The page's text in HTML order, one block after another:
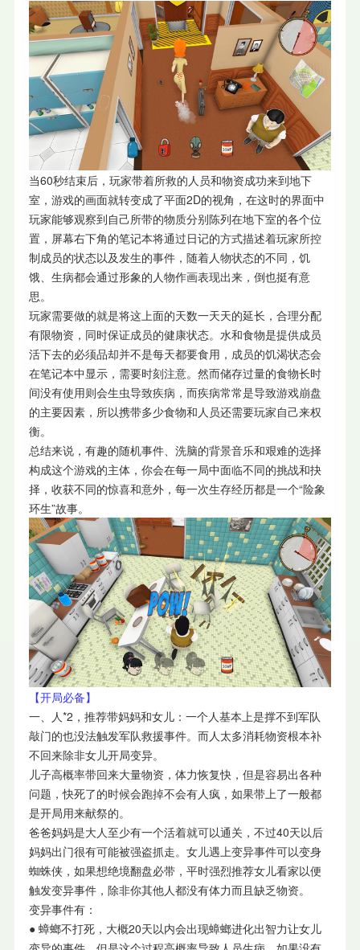
当60秒结束后，玩家带着所救的人员和物资成功来到地下
室，游戏的画面就转变成了平面2D的视角，在这时的界面中
玩家能够观察到自己所带的物质分别陈列在地下室的各个位
置，屏幕右下角的笔记本将通过日记的方式描述着玩家所控
制成员的状态以及发生的事件，随着人物状态的不同，饥
饿、生病都会通过形象的人物作画表现出来，倒也挺有意
思。
玩家需要做的就是将这上面的天数一天天的延长，合理分配
有限物资，同时保证成员的健康状态。水和食物是提供成员
活下去的必须品却并不是每天都要食用，成员的饥渴状态会
在笔记本中显示，需要时刻注意。然而储存过量的食物长时
间没有使用则会生虫导致疾病，而疾病常常是导致游戏崩盘
的主要因素，所以携带多少食物和人员还需要玩家自己来权
衡。
总结来说，有趣的随机事件、洗脑的背景音乐和艰难的选择
构成这个游戏的主体，你会在每一局中面临不同的挑战和抉
择，收获不同的惊喜和意外，每一次生存经历都是一个“险象
环生”故事。
【开局必备】
一、人*2，推荐带妈妈和女儿：一个人基本上是撑不到军队
敲门的也没法触发军队救援事件。而人太多消耗物资根本补
不回来除非女儿开局变异。
儿子高概率带回来大量物资，体力恢复快，但是容易出各种
问题，快死了的时候会跑掉不会有人疯，如果带上了一般都
是开局用来献祭的。
爸爸妈妈是大人至少有一个活着就可以通关，不过40天以后
妈妈出门很有可能被强盗抓走。女儿遇上变异事件可以变身
蜘蛛侠，如果想绝境翻盘必带，平时强烈推荐女儿看家以便
触发变异事件，除非你其他人都没有体力而且缺乏物资。
变异事件有：
● 蟑螂不打死，大概20天以内会出现蟑螂进化出智力让女儿